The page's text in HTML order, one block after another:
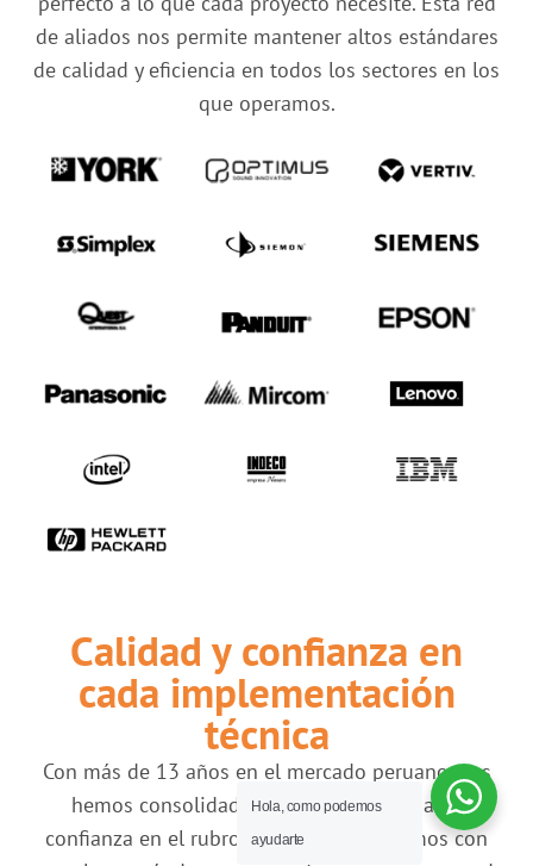
de aliados nos permite mantener altos estándares
de calidad y eficiencia en todos los sectores en los
que operamos.
Calidad y confianza en
cada implementación
técnica
Con más de 13 años en el mercado peruano, nos
hemos consolidado como una empresa de
confianza en el rubro industrial. Trabajamos con
Hola, como podemos
ayudarte